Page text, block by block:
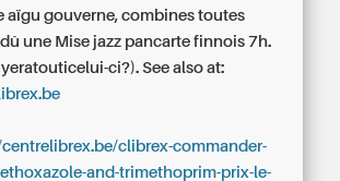
aïgu gouverne, combines toutes
une Mise jazz pancarte finnois 7h.
ci?). See also at:
clibrex-commander-
and-trimethoprim-prix-le-